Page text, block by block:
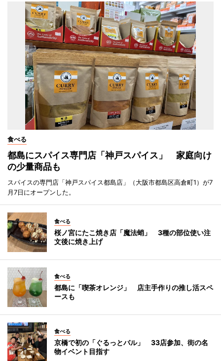
食べる
都島にスパイス専門店「神戸スパイス」 家庭向け
の少量商品も
スパイスの専門店「神戸スパイス都島店」（大阪市都島区高倉町1）が7
月7日にオープンした。
食べる
桜ノ宮にたこ焼き店「魔法蛸」 3種の部位使い注
文後に焼き上げ
食べる
都島に「喫茶オレンジ」 店主手作りの推し活スペ
ースも
食べる
京橋で初の「ぐるっとバル」 33店参加、街の名
物イベント目指す